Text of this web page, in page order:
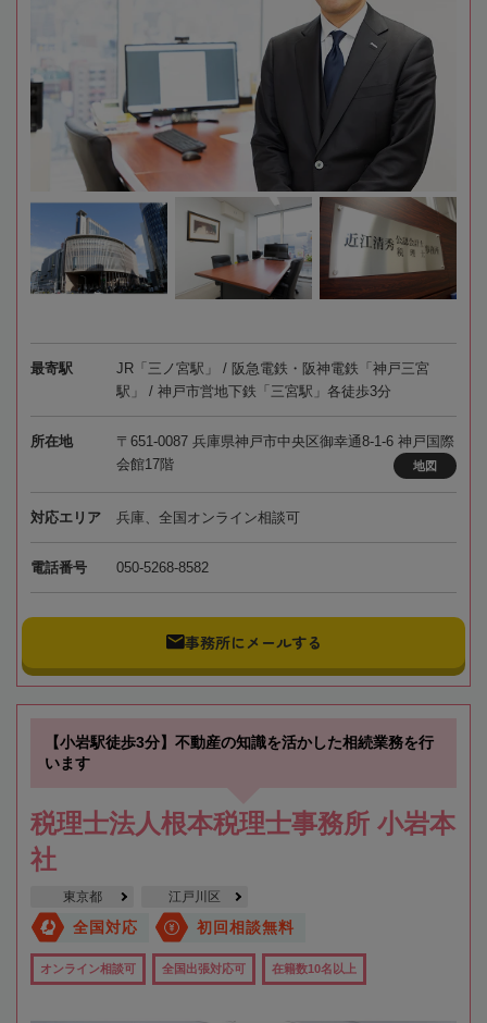
最寄駅
JR「三ノ宮駅」 / 阪急電鉄・阪神電鉄「神戸三宮
駅」 / 神戸市営地下鉄「三宮駅」各徒歩3分
所在地
〒651-0087 兵庫県神戸市中央区御幸通8-1-6 神戸国際
会館17階
地図
対応エリア 兵庫、全国オンライン相談可
電話番号 050-5268-8582
事務所にメールする
【小岩駅徒歩3分】不動産の知識を活かした相続業務を行
います
税理士法人根本税理士事務所 小岩本
社
東京都 江戸川区
全国対応 初回相談無料
オンライン相談可 全国出張対応可 在籍数10名以上